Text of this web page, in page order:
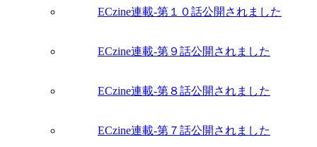
ECzine連載-第１０話公開されました
ECzine連載-第９話公開されました
ECzine連載-第８話公開されました
ECzine連載-第７話公開されました